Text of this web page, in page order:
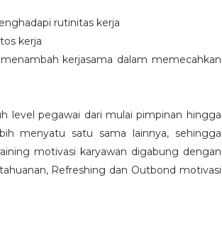
rutinitas kerja
kerja
kerjasama dalam memecahkan
level pegawai dari mulai pimpinan hingga
menyatu satu sama lainnya, sehingga
motivasi karyawan digabung dengan
Refreshing dan Outbond motivasi